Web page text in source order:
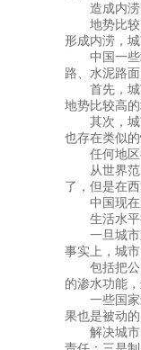
造成内涝的
地势比较高
形成内涝，
中国一些城
路、水泥路
首先，城市
地势比较高
其次，城市
也存在类似
任何地区都
从世界范围
了，但是在
中国现在正
生活水平提
一旦城市遭
事实上，城
包括把公园
的渗水功能
一些国家还
果也是被动的
解决城市内